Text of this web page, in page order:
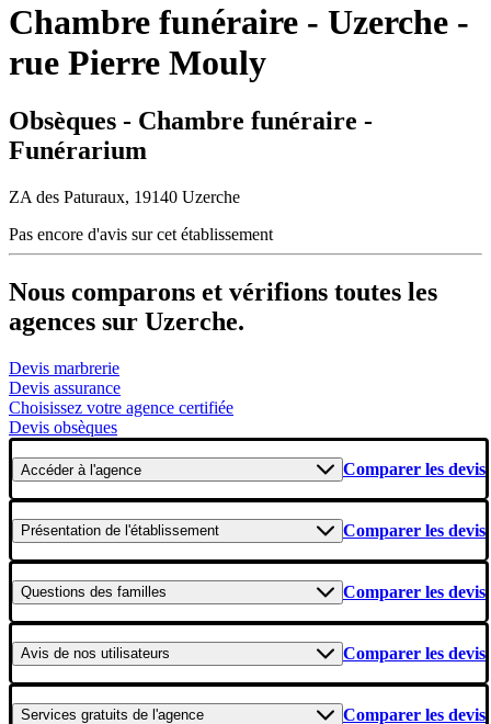
Chambre funéraire - Uzerche -
rue Pierre Mouly
Obsèques - Chambre funéraire -
Funérarium
ZA des Paturaux, 19140 Uzerche
Pas encore d'avis sur cet établissement
Nous comparons et vérifions toutes les
agences sur Uzerche.
Devis marbrerie
Devis assurance
Choisissez votre agence certifiée
Devis obsèques
Accéderà l'agence Comparer les devis
Présentation de l'établissement Comparer les devis
Questions des familles Comparer les devis
Avis de nos utilisateurs Comparer les devis
Services gratuits de l'agence Comparer les devis